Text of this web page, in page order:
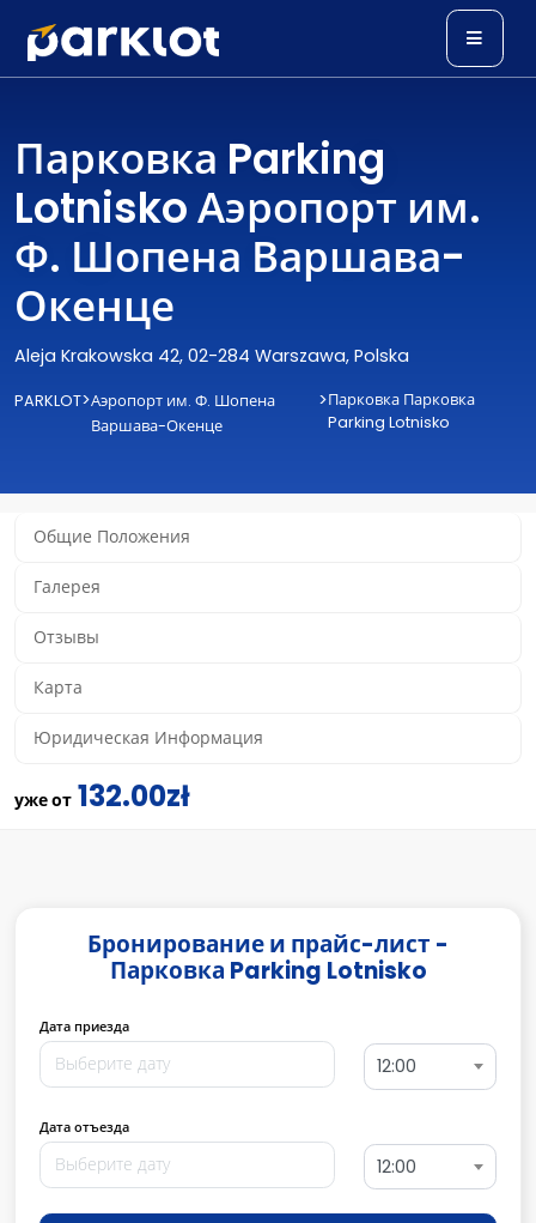
Парковка Parking
Lotnisko Аэропорт им.
Ф. Шопена Варшава-
Окенце
Aleja Krakowska 42, 02-284 Warszawa, Polska
PARKLOT>Аэропорт им. Ф. Шопена
Варшава-Окенце
>Парковка Парковка
Parking Lotnisko
Общие Положения
Галерея
Отзывы
Карта
Юридическая Информация
уже от 132.00zł
Бронирование и прайс-лист -
Парковка Parking Lotnisko
Дата приезда
12:00
Дата отъезда
12:00